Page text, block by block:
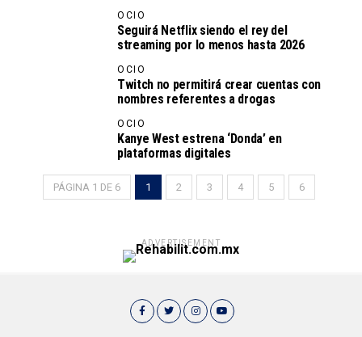
OCIO
Seguirá Netflix siendo el rey del
streaming por lo menos hasta 2026
OCIO
Twitch no permitirá crear cuentas con
nombres referentes a drogas
OCIO
Kanye West estrena ‘Donda’ en
plataformas digitales
PÁGINA 1 DE 6 1 2 3 4 5 6
ADVERTISEMENT